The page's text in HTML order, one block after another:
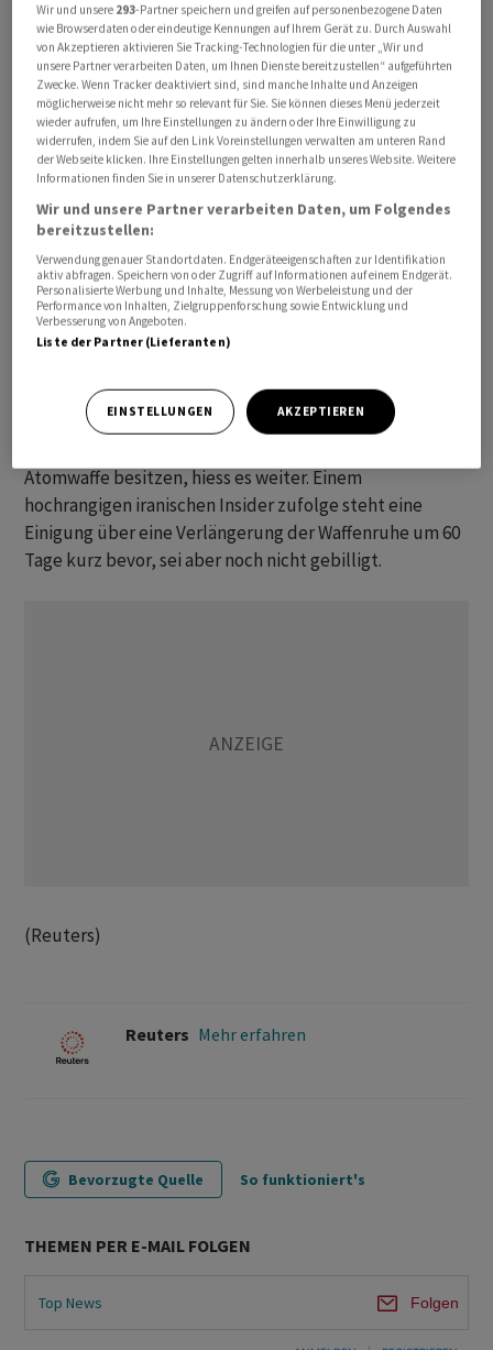
Verteidigungsminister Pete ‌Hegseth bereit, die Angriffe
auf ‌den Iran wieder aufzunehmen, ​sollte keine Einigung
im Atomstreit erzielt werden.
«Wir sind mehr als fähig, wenn nötig, wieder
anzugreifen», sagt Hegseth in Singapur. Die USA hätten
‌genug Waffen in den Lagern, sowohl vor Ort als auch
weltweit. «Wir sind also in einer ​sehr guten Position.»
Zuvor hatte US-Präsident ​Donald Trump nach ​einem
rund zweistündigen Treffen im Weissen Haus noch keine
‌Entscheidung über eine Verlängerung der Waffenruhe
mit dem Iran getroffen. Das teilt ein Vertreter des ​
Trump ⁠werde nur einem Abkommen zustimmen, ​das
‌Atomwaffe besitzen, hiess es weiter. Einem
hochrangigen iranischen Insider zufolge steht eine
Einigung über eine Verlängerung ‌der Waffenruhe um 60
Tage kurz ​bevor, sei aber noch nicht gebilligt.
(Reuters)
Reuters Mehr erfahren
Bevorzugte Quelle So funktioniert's
THEMEN PER E-MAIL FOLGEN
Top News Folgen
Wir und unsere 293-Partner speichern und greifen auf personenbezogene Daten
wie Browserdaten oder eindeutige Kennungen auf Ihrem Gerät zu. Durch Auswahl
von Akzeptieren aktivieren Sie Tracking-Technologien für die unter „Wir und
unsere Partner verarbeiten Daten, um Ihnen Dienste bereitzustellen“ aufgeführten
Zwecke. Wenn Tracker deaktiviert sind, sind manche Inhalte und Anzeigen
möglicherweise nicht mehr so relevant für Sie. Sie können dieses Menü jederzeit
wieder aufrufen, um Ihre Einstellungen zu ändern oder Ihre Einwilligung zu
widerrufen, indem Sie auf den Link Voreinstellungen verwalten am unteren Rand
der Webseite klicken. Ihre Einstellungen gelten innerhalb unseres Website. Weitere
Informationen finden Sie in unserer Datenschutzerklärung.
Wir und unsere Partner verarbeiten Daten, um Folgendes
bereitzustellen:
Verwendung genauer Standortdaten. Endgeräteeigenschaften zur Identifikation
aktiv abfragen. Speichern von oder Zugriff auf Informationen auf einem Endgerät.
Personalisierte Werbung und Inhalte, Messung von Werbeleistung und der
Performance von Inhalten, Zielgruppenforschung sowie Entwicklung und
Verbesserung von Angeboten.
Liste der Partner (Lieferanten)
EINSTELLUNGEN AKZEPTIEREN